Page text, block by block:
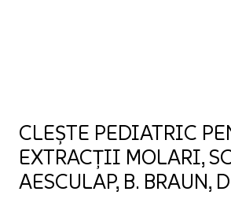
CLEȘTE PEDIATRIC
EXTRACȚII MOLARI,
AESCULAP, B. BRAUN,